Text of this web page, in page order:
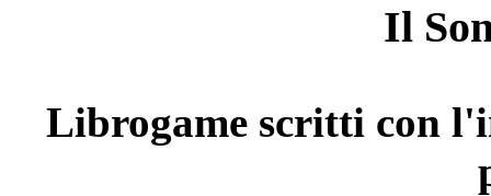
Il
Librogame scritti con